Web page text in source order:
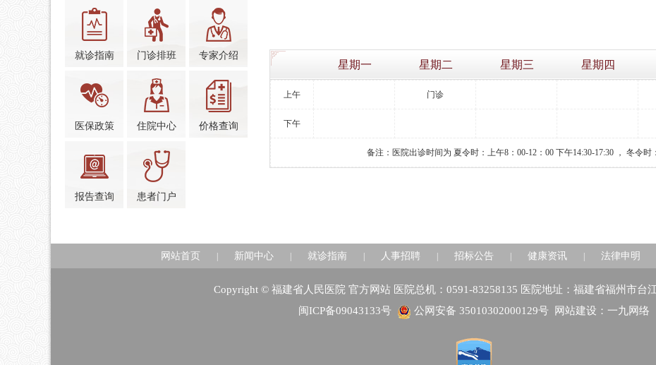
就诊指南 门诊排班 专家介绍
医保政策 住院中心 价格查询
报告查询 患者门户
星期一 星期二 星期三 星期四
上午 门诊
下午
备注：医院出诊时间为 夏令时：上午8：00-12：00 下午14:30-17:30 ， 冬令时
网站首页 新闻中心 就诊指南 人事招聘 招标公告 健康资讯 法律申明
Copyright © 福建省人民医院 官方网站 医院总机：0591-83258135 医院地址：福建省福州市台
闽ICP备09043133号
公网安备 35010302000129号 网站建设：一九网络